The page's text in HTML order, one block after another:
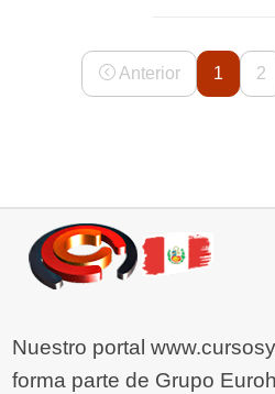
Anterior 1 2
Nuestro portal
forma parte de Grupo